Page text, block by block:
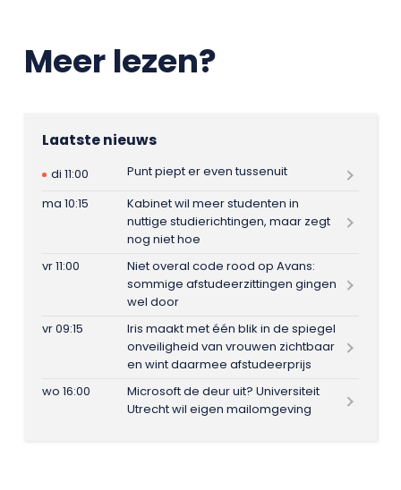
Meer lezen?
Laatste nieuws
di 11:00
Punt piept er even tussenuit
ma 10:15
Kabinet wil meer studenten in
nuttige studierichtingen, maar zegt
nog niet hoe
vr 11:00
Niet overal code rood op Avans:
sommige afstudeerzittingen gingen
wel door
vr 09:15
Iris maakt met één blik in de spiegel
onveiligheid van vrouwen zichtbaar
en wint daarmee afstudeerprijs
wo 16:00
Microsoft de deur uit? Universiteit
Utrecht wil eigen mailomgeving